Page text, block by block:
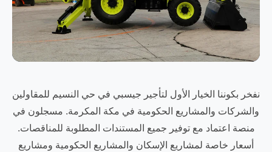
نفخر بكوننا الخيار الأول لتأجير جيسبي في حي النسيم للمقاولين
والشركات والمشاريع الحكومية في مكة المكرمة. مسجلون في
منصة اعتماد مع توفير جميع المستندات المطلوبة للمناقصات.
أسعار خاصة لمشاريع الإسكان والمشاريع الحكومية ومشاريع